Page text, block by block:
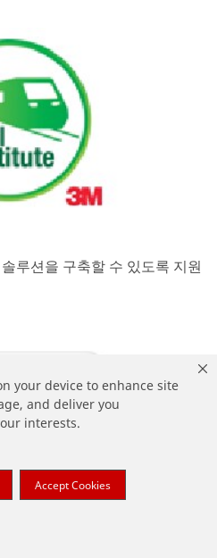
your device to enhance site
and deliver you
interests.
Accept Cookies
루션을 구축할 수 있도록 지원